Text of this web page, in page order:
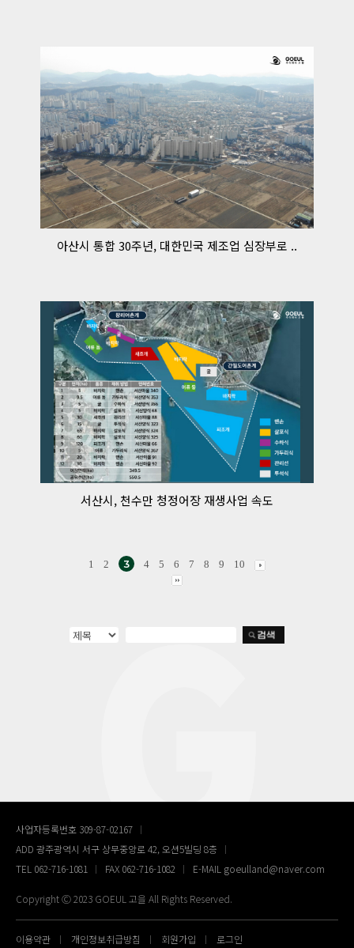
아산시 통합 30주년, 대한민국 제조업 심장부로 ..
서산시, 천수만 청정어장 재생사업 속도
1 2 3 4 5 6 7 8 9 10
사업자등록번호 309-87-02167
ADD 광주광역시 서구 상무중앙로 42, 오션5빌딩 8층
TEL 062-716-1081
FAX 062-716-1082 E-MAIL goeulland@naver.com
Copyright Ⓒ 2023 GOEUL 고을 All Rights Reserved.
이용약관 개인정보취급방침 회원가입 로그인